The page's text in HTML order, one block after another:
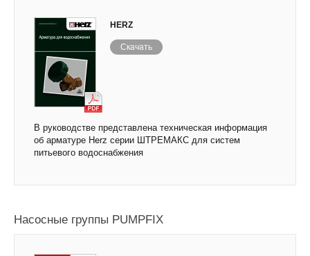
HERZ
Скачать
В руководстве представлена техническая информация
об арматуре Herz серии ШТРЕМАКС для систем
питьевого водоснабжения
Насосные группы PUMPFIX